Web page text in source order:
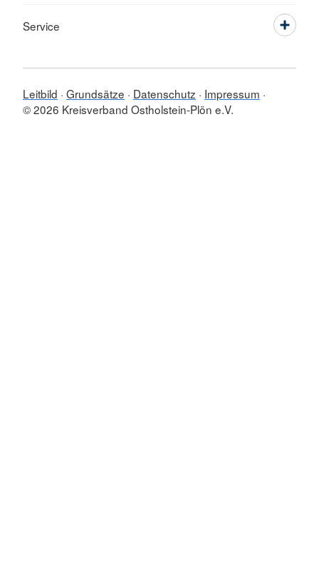
Service
Leitbild Grundsätze Datenschutz
Impressum
© 2026 Kreisverband Ostholstein-Plön e.V.